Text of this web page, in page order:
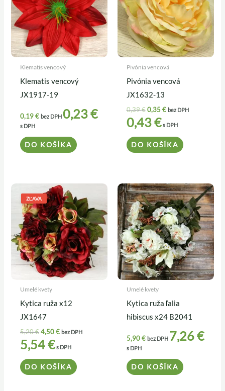
Klematis vencový
Klematis vencový
JX1917-19
0,19€ bez DPH0,23€
s DPH
DO KOŠÍKA
Pivónia vencová
Pivónia vencová
JX1632-13
0,39€ 0,35€ bez DPH
0,43€s DPH
DO KOŠÍKA
ZĽAVA
Umelé kvety
Kytica ruža x12
JX1647
5,20€
Pôvodná
cena
bola:
5,20 €.
4,50€
Aktuálna
cena
je:
4,50 €.
bez DPH
5,54€s DPH
DO KOŠÍKA
Umelé kvety
Kytica ruža ľalia
hibiscus x24 B2041
5,90€ bez DPH 7,26€
s DPH
DO KOŠÍKA